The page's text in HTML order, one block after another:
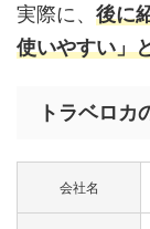
実際に、 後に
使いやすい」
トラベロカ
会社名